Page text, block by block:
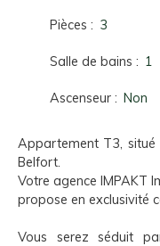
Pièces : 3
Salle de bains : 1
Ascenseur : Non
Appartement T3, situé
Belfort.
Votre agence IMPAKT
propose en exclusivité
Vous serez séduit